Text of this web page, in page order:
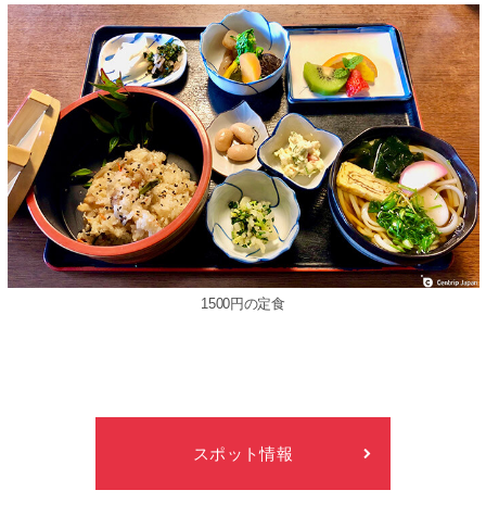
1500円の定⾷
スポット情報